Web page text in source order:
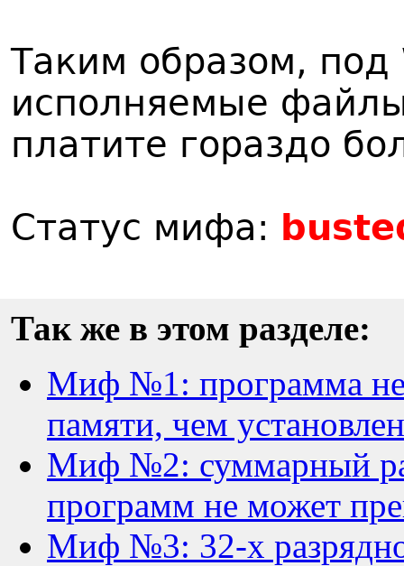
Таким образом,
исполняемые
платите гораздо
Статус мифа:
Так же в этом разделе:
Миф №1: программа
памяти, чем
Миф №2: суммарный
программ не может
Миф №3: 32-х